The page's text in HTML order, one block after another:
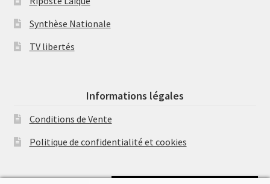
Synthèse Nationale
TV libertés
Informations légales
Conditions de Vente
Politique de confidentialité et cookies